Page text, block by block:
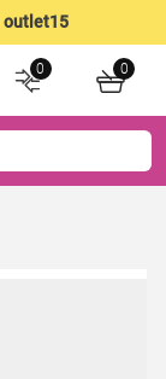
outlet15
0 0